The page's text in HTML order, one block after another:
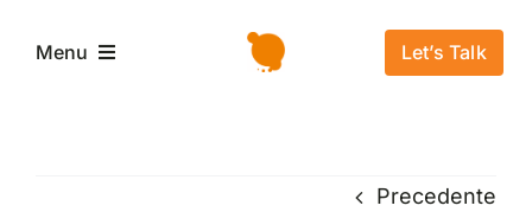
Menu Let’s Talk
Precedente